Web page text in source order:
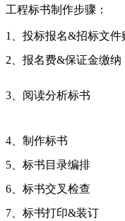
工程标书制作步骤：
1、投标报名&招标文件
2、报名费&保证金缴纳
3、阅读分析标书
4、制作标书
5、标书目录编排
6、标书交叉检查
7、标书打印&装订